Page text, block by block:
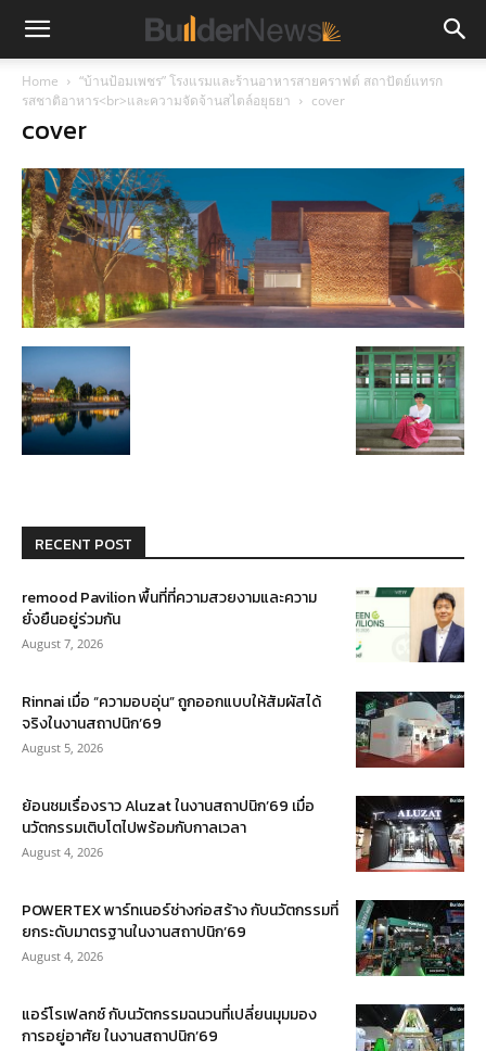
Home
“บ้านป้อมเพชร” โรงแรมและร้านอาหารสายคราฟต์ สถาปัตย์แทรก
รสชาติอาหาร<br>และความจัดจ้านสไตล์อยุธยา
cover
cover
RECENT POST
remood Pavilion พื้นที่ที่ความสวยงามและความ
ยั่งยืนอยู่ร่วมกัน
August 7, 2026
Rinnai เมื่อ “ความอบอุ่น” ถูกออกแบบให้สัมผัสได้
จริงในงานสถาปนิก’69
August 5, 2026
ย้อนชมเรื่องราว Aluzat ในงานสถาปนิก’69 เมื่อ
นวัตกรรมเติบโตไปพร้อมกับกาลเวลา
August 4, 2026
POWERTEX พาร์ทเนอร์ช่างก่อสร้าง กับนวัตกรรมที่
ยกระดับมาตรฐานในงานสถาปนิก’69
August 4, 2026
แอร์โรเฟลกซ์ กับนวัตกรรมฉนวนที่เปลี่ยนมุมมอง
การอยู่อาศัย ในงานสถาปนิก’69